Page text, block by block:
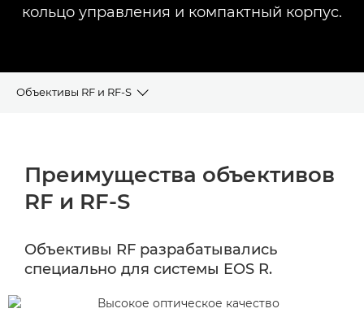
кольцо управления и компактный корпус.
Объективы RF и RF-S
ИНСТРУМЕНТ ВЫБОРА ОБЪЕКТИВА
ЛИНЕЙКА ОБЪЕКТИВОВ RF и RF-S
СОВМЕСТИМОСТЬ ОБЪЕКТИВОВ
ЭКСТЕНДЕРЫ
Преимущества объективов
RF и RF-S
Объективы RF разрабатывались
специально для системы EOS R.